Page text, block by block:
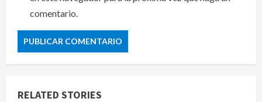
comentario.
RELATED STORIES